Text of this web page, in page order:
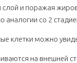
слой и поражая
аналогии со 2
клетки можно
на внешней